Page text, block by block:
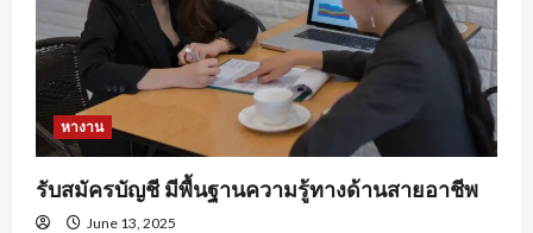
หางาน
รับสมัครบัญชี มีพื้นฐานความรู้ทางด้านสายอาชีพ
June 13, 2025